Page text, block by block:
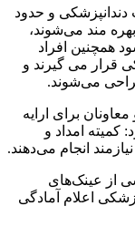
خدمات دندانپزشکی و حدود
مند می‌شوند،
افراد
می گیرند و
می‌شوند.
برای ارایه
امداد و
انجام می‌دهند.
آمادگی